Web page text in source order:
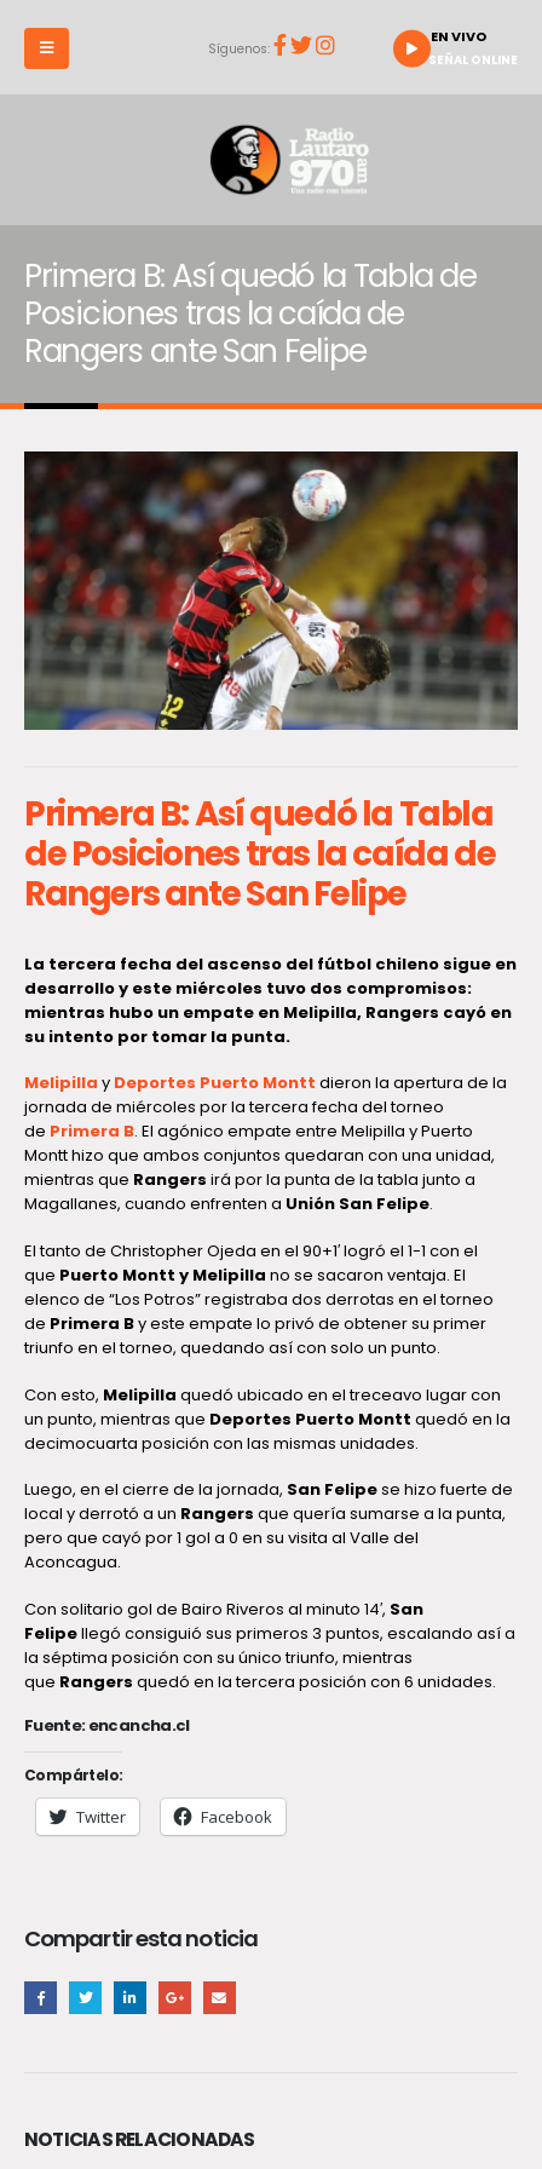
Síguenos:
EN VIVO
SEÑAL ONLINE
Primera B: Así quedó la Tabla de
Posiciones tras la caída de
Rangers ante San Felipe
Primera B: Así quedó la Tabla
de Posiciones tras la caída de
Rangers ante San Felipe
La tercera fecha del ascenso del fútbol chileno sigue en
desarrollo y este miércoles tuvo dos compromisos:
mientras hubo un empate en Melipilla, Rangers cayó en
su intento por tomar la punta.
Melipilla y Deportes Puerto Montt dieron la apertura de la
jornada de miércoles por la tercera fecha del torneo
de Primera B. El agónico empate entre Melipilla y Puerto
Montt hizo que ambos conjuntos quedaran con una unidad,
mientras que Rangers irá por la punta de la tabla junto a
Magallanes, cuando enfrenten a Unión San Felipe.
El tanto de Christopher Ojeda en el 90+1′ logró el 1-1 con el
que Puerto Montt y Melipilla no se sacaron ventaja. El
elenco de “Los Potros” registraba dos derrotas en el torneo
de Primera By este empate lo privó de obtener su primer
triunfo en el torneo, quedando así con solo un punto.
Con esto, Melipilla quedó ubicado en el treceavo lugar con
un punto, mientras que Deportes Puerto Montt quedó en la
decimocuarta posición con las mismas unidades.
Luego, en el cierre de la jornada, San Felipese hizo fuerte de
local y derrotó a un Rangers que quería sumarse a la punta,
pero que cayó por 1 gol a 0 en su visita al Valle del
Aconcagua.
Con solitario gol de Bairo Riveros al minuto 14′, San
Felipellegó consiguió sus primeros 3 puntos, escalando así a
la séptima posición con su único triunfo, mientras
que Rangers quedó en la tercera posición con 6 unidades.
Fuente: encancha.cl
Compártelo:
Twitter Facebook
Compartir esta noticia
NOTICIAS RELACIONADAS